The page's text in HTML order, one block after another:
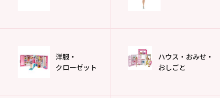
洋服・
クローゼット
ハウス・おみせ・
おしごと